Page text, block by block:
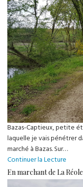
de-
Bazas-Captieux, petite
laquelle je vais pénétrer
marché à Bazas. Sur…
Continuer la Lecture
de
En marchant de La